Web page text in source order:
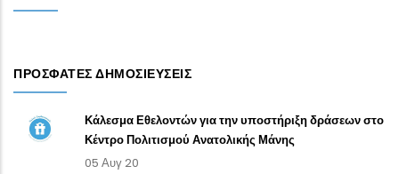
ΠΡΌΣΦΑΤΕΣ ΔΗΜΟΣΙΕΎΣΕΙΣ
Κάλεσμα Εθελοντών για την υποστήριξη δράσεων στο
Κέντρο Πολιτισμού Ανατολικής Μάνης
05 Αυγ 20